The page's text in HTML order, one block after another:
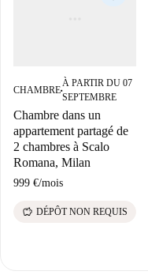
CHAMBRE■
À PARTIR DU 07
SEPTEMBRE
Chambre dans un
appartement partagé de
2 chambres à Scalo
Romana, Milan
999 €/mois
savings DÉPÔT NON REQUIS